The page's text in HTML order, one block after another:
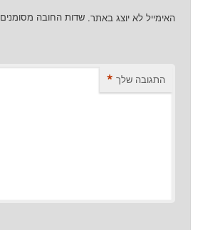
האימייל לא יוצג באתר. שדות החובה מסומנים
התגובה שלך *